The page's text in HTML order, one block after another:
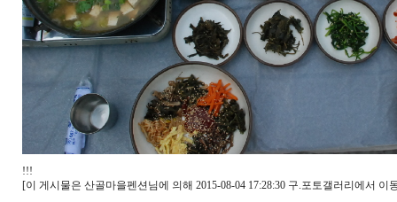
!!!
[이 게시물은 산골마을펜션님에 의해 2015-08-04 17:28:30 구.포토갤러리에서 이